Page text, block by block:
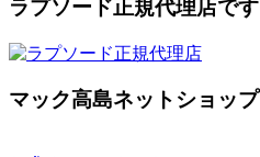
ラプソード正規代理店です
マック高島ネットショップ